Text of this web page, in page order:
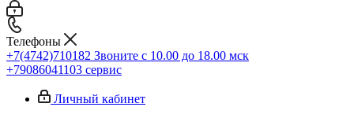
Телефоны
+7(4742)710182 Звоните с 10.00 до 18.00 мск
+79086041103 сервис
Личный кабинет